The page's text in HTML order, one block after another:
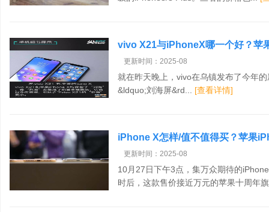
vivo X21与iPhoneX哪一个好？苹
细评测
更新时间：2025-08
就在昨天晚上，vivo在乌镇发布了今年
&ldquo;刘海屏&rd... [查看详情]
iPhone X怎样/值不值得买？苹果
更新时间：2025-08
10月27日下午3点，集万众期待的
时后，这款售价接近万元的苹果十周年